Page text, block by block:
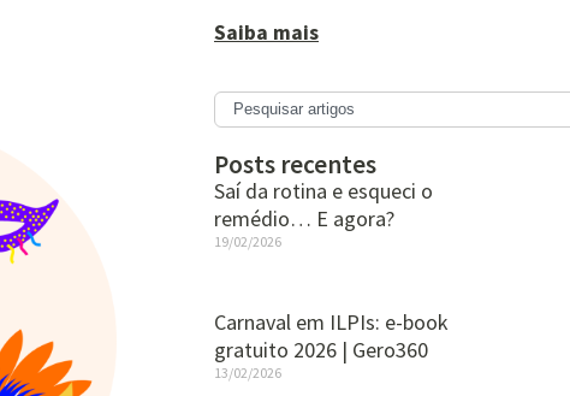
Saiba mais
Posts recentes
Saí da rotina e esqueci o
remédio… E agora?
19/02/2026
Carnaval em ILPIs: e-book
gratuito 2026 | Gero360
13/02/2026